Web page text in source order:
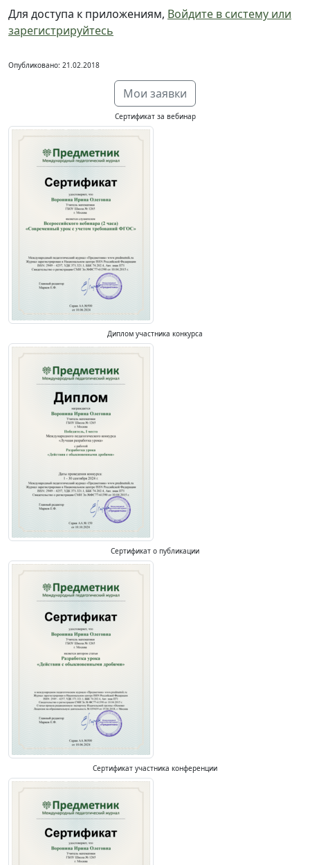
Для доступа к приложениям, Войдите в систему или
зарегистрируйтесь
Опубликовано: 21.02.2018
Мои заявки
Сертификат за вебинар
Диплом участника конкурса
Сертификат о публикации
Сертификат участника конференции